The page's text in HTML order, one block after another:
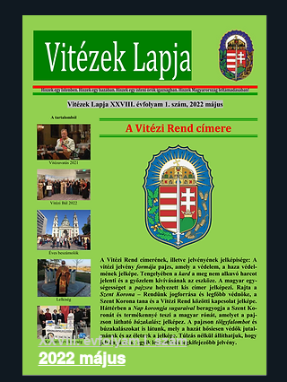
XXVIII. évfolyam I. szám
2022 május